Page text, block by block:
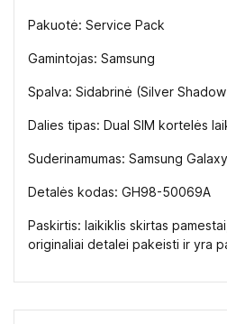
Pakuotė: Service Pack
Gamintojas: Samsung
Spalva: Sidabrinė (Silver
Dalies tipas: Dual SIM kortelės
Suderinamumas: Samsung
Detalės kodas: GH98-50069A
Paskirtis: laikiklis skirtas
originaliai detalei pakeisti ir yra